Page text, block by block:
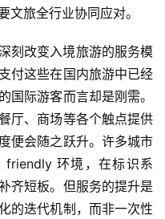
文旅全行业协同应对。
刻改变入境旅游的服务模
付这些在国内旅游中已经
国际游客而言却是刚需。
厅、商场等各个触点提供
便会随之跃升。许多城市
环境，在标识系
齐短板。但服务的提升是
的迭代机制，而非一次性